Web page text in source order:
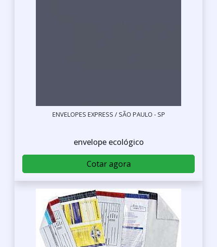
ENVELOPES EXPRESS / SÃO PAULO - SP
envelope ecológico
Cotar agora